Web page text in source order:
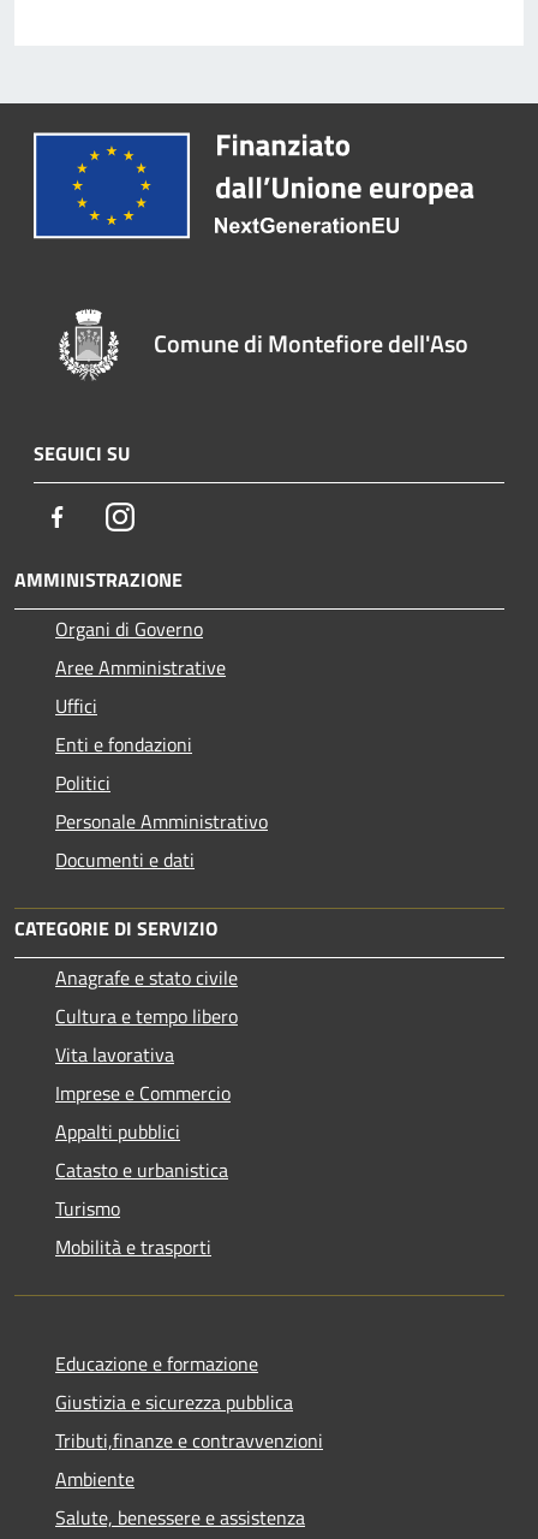
Comune di Montefiore dell'Aso
SEGUICI SU
FacebookInstagram
AMMINISTRAZIONE
Organi di Governo
Aree Amministrative
Uffici
Enti e fondazioni
Politici
Personale Amministrativo
Documenti e dati
CATEGORIE DI SERVIZIO
Anagrafe e stato civile
Cultura e tempo libero
Vita lavorativa
Imprese e Commercio
Appalti pubblici
Catasto e urbanistica
Turismo
Mobilità e trasporti
Educazione e formazione
Giustizia e sicurezza pubblica
Tributi,finanze e contravvenzioni
Ambiente
Salute, benessere e assistenza